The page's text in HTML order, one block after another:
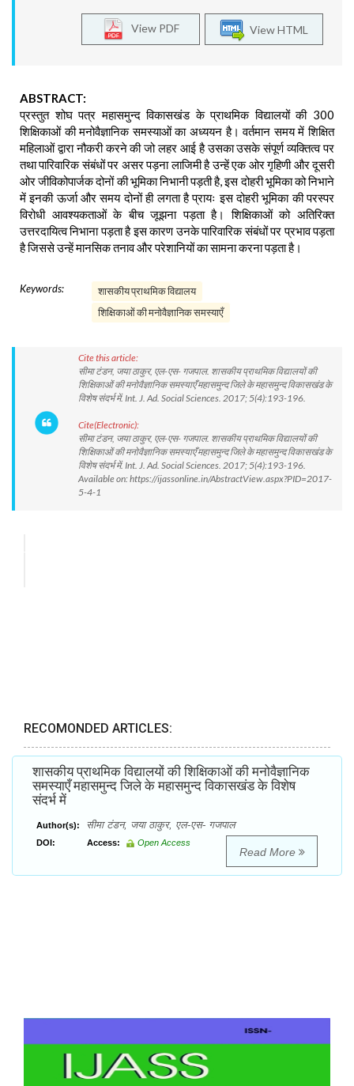
View HTML
View PDF
ABSTRACT:
प्रस्तुत शोघ पत्र महासमुन्द विकासखंड के प्राथमिक विद्यालयों की 300
शिक्षिकाओं की मनोवैज्ञानिक समस्याओं का अध्ययन है। वर्तमान समय में शिक्षित
महिलाओं द्वारा नौकरी करने की जो लहर आई है उसका उसके संपूर्ण व्यक्तित्व पर
तथा पारिवारिक संबंधों पर असर पड़ना लाजिमी है उन्हें एक ओर गृहिणी और दूसरी
ओर जीविकोपार्जक दोनों की भूमिका निभानी पड़ती है, इस दोहरी भूमिका को निभाने
में इनकी ऊर्जा और समय दोनों ही लगता है प्रायः इस दोहरी भूमिका की परस्पर
विरोधी आवश्यकताओं के बीच जूझना पड़ता है। शिक्षिकाओं को अतिरिक्त
उत्तरदायित्व निभाना पड़ता है इस कारण उनके पारिवारिक संबंधों पर प्रभाव पड़ता
है जिससे उन्हें मानसिक तनाव और परेशानियों का सामना करना पड़ता है।
Keywords:
शासकीय प्राथमिक विद्यालय
शिक्षिकाओं की मनोवैज्ञानिक समस्याएँ
Cite this article:
सीमा टंडन, जया ठाकुर, एल-एस- गजपाल. शासकीय प्राथमिक विद्यालयों की
शिक्षिकाओं की मनोवैज्ञानिक समस्याएँ महासमुन्द जिले के महासमुन्द विकासखंड के
विशेष संदर्भ में. Int. J. Ad. Social Sciences. 2017; 5(4):193-196.
Cite(Electronic):
सीमा टंडन, जया ठाकुर, एल-एस- गजपाल. शासकीय प्राथमिक विद्यालयों की
शिक्षिकाओं की मनोवैज्ञानिक समस्याएँ महासमुन्द जिले के महासमुन्द विकासखंड के
विशेष संदर्भ में. Int. J. Ad. Social Sciences. 2017; 5(4):193-196.
Available on: https://ijassonline.in/AbstractView.aspx?PID=2017-
5-4-1
RECOMONDED ARTICLES:
शासकीय प्राथमिक विद्यालयों की शिक्षिकाओं की मनोवैज्ञानिक
समस्याएँ महासमुन्द जिले के महासमुन्द विकासखंड के विशेष
संदर्भ में
Author(s): सीमा टंडन, जया ठाकुर, एल-एस- गजपाल
DOI: Access: Open Access
Read More